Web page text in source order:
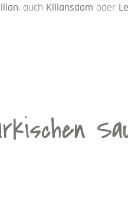
, auch Kiliansdom oder